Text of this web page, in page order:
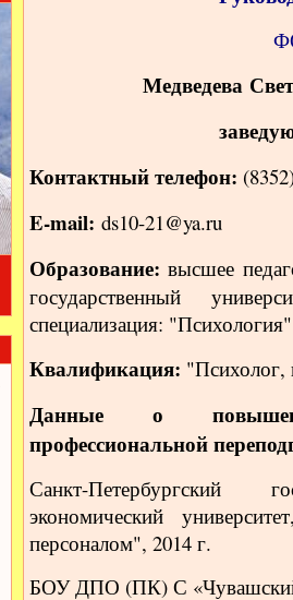
Медведева
Контактный телефон:
E-mail: ds10-21@ya.ru
Образование:высшее
государственный
специализация:
Квалификация: "Психолог,
Данные о
профессиональной
Санкт-Петербургский
экономический
персоналом", 2014 г.
БОУ ДПО (ПК) С «Чувашский